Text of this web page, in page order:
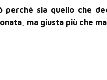
sia quello che
ma giusta più che